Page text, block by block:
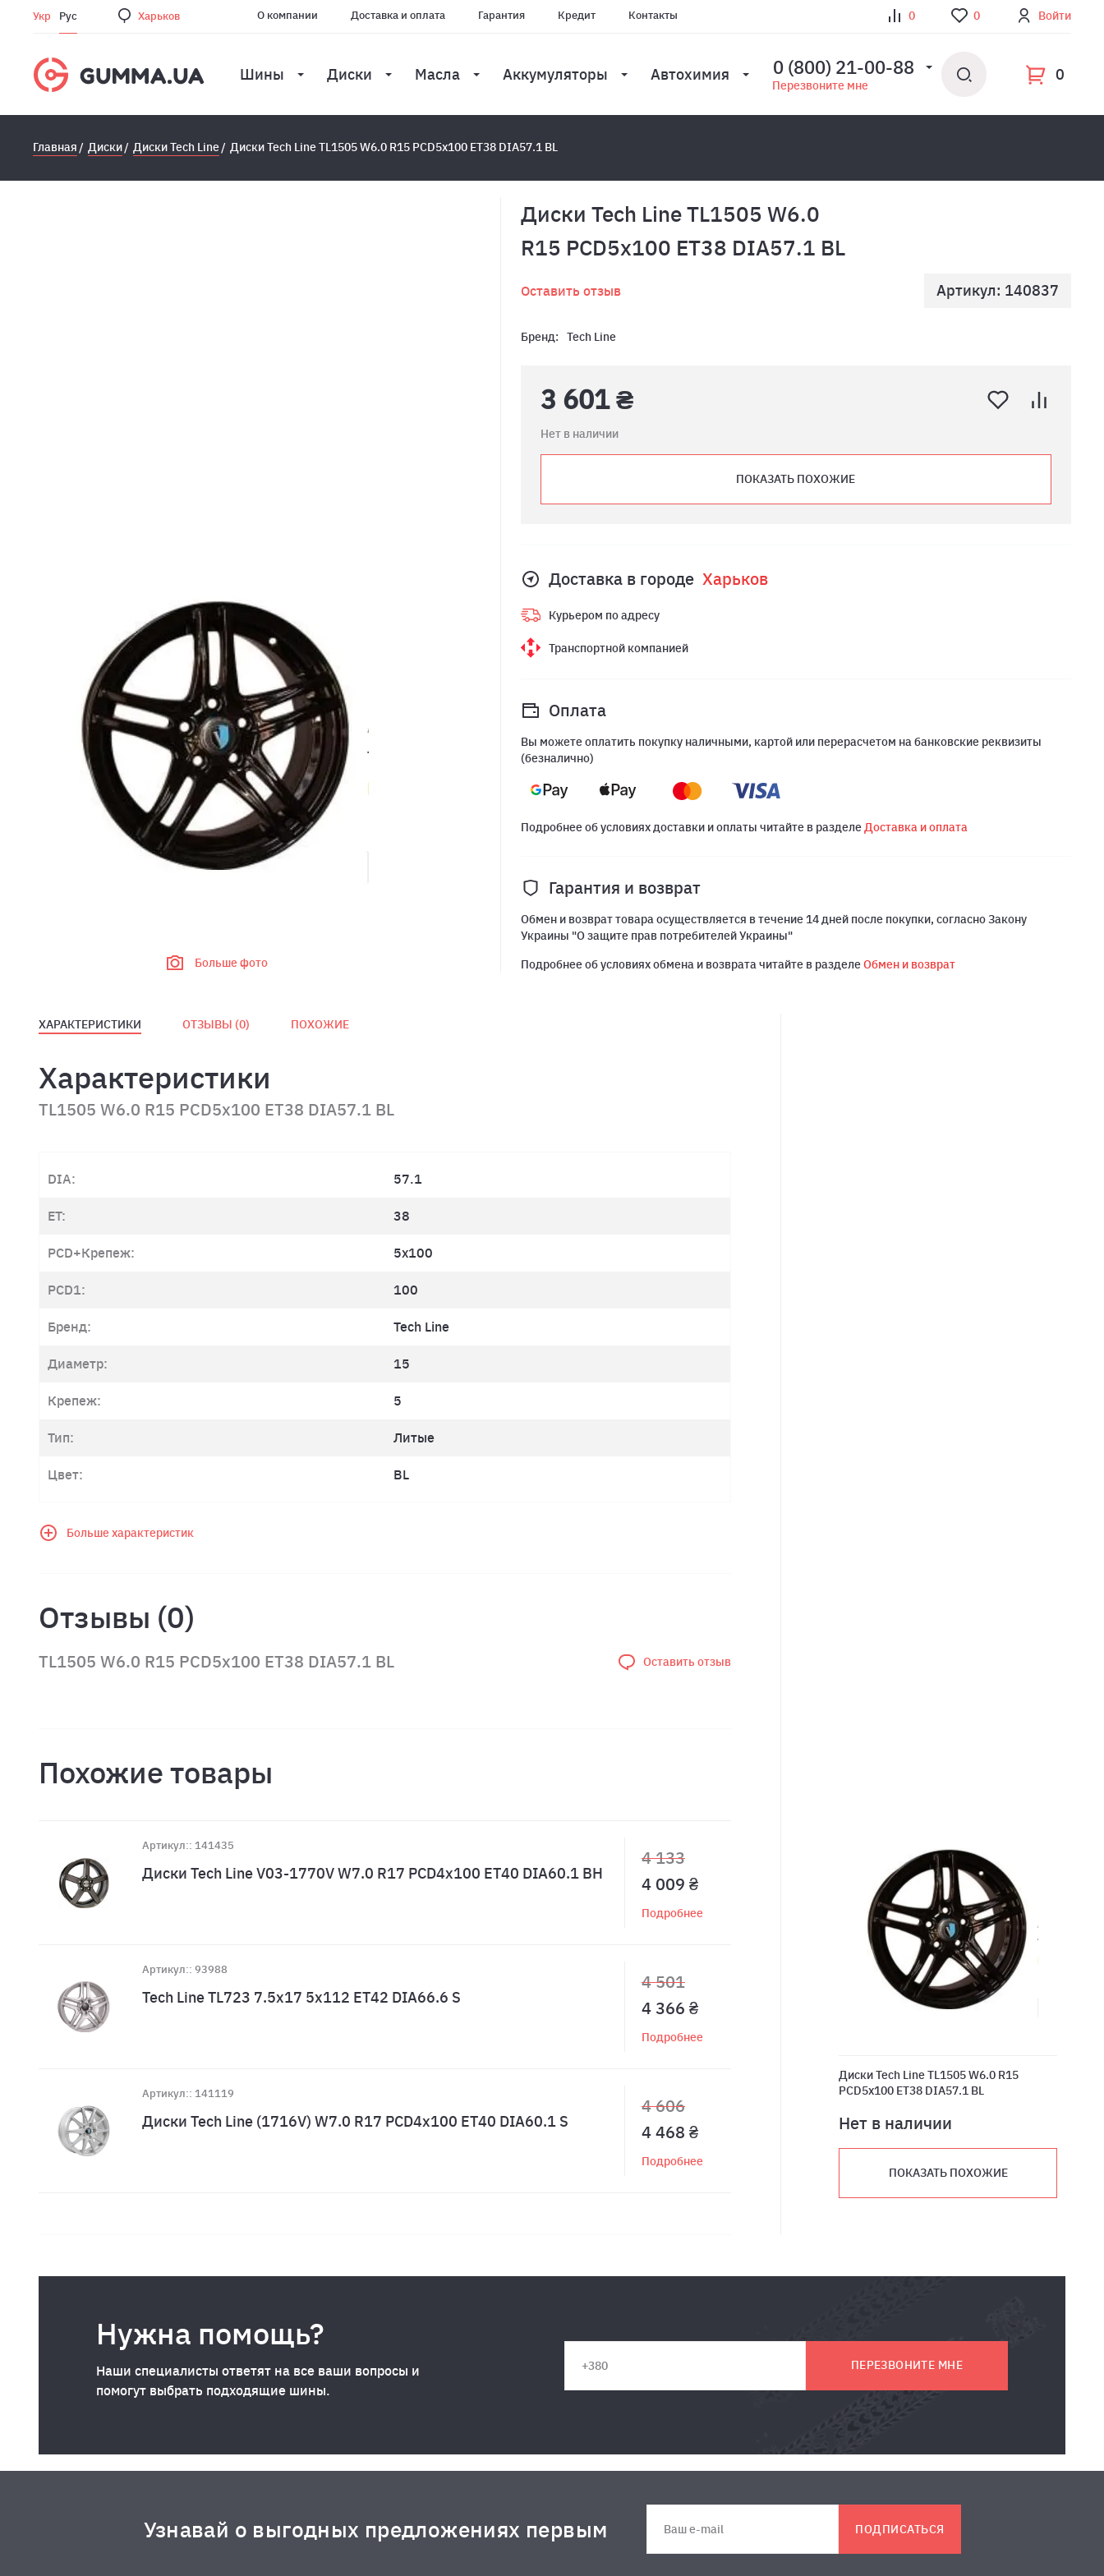
Укр Рус Харьков О компании Доставка и оплата Гарантия Кредит Контакты 0 0 Войти
Шины Диски Масла Аккумуляторы Автохимия 0 (800) 21-00-88
Перезвоните мне
0
Главная Диски Диски Tech Line Диски Tech Line TL1505 W6.0 R15 PCD5x100 ET38 DIA57.1 BL
Больше фото
Диски Tech Line TL1505 W6.0
R15 PCD5x100 ET38 DIA57.1 BL
Оставить отзыв Артикул: 140837
Бренд: Tech Line
3 601 ₴
Нет в наличии
ПОКАЗАТЬ ПОХОЖИЕ
Доставка в городе Харьков
Курьером по адресу
Транспортной компанией
Оплата
Вы можете оплатить покупку наличными, картой или перерасчетом на банковские реквизиты
(безналично)
Подробнее об условиях доставки и оплаты читайте в разделеДоставка и оплата
Гарантия и возврат
Обмен и возврат товара осуществляется в течение 14 дней после покупки, согласно Закону
Украины "О защите прав потребителей Украины"
Подробнее об условиях обмена и возврата читайте в разделеОбмен и возврат
ХАРАКТЕРИСТИКИ ОТЗЫВЫ (0) ПОХОЖИЕ
Характеристики
TL1505 W6.0 R15 PCD5x100 ET38 DIA57.1 BL
DIA: 57.1
ET: 38
PCD+Крепеж: 5x100
PCD1: 100
Бренд: Tech Line
Диаметр: 15
Крепеж: 5
Тип: Литые
Цвет: BL
Больше характеристик
Отзывы (0)
TL1505 W6.0 R15 PCD5x100 ET38 DIA57.1 BL Оставить отзыв
Похожие товары
Артикул:: 141435
Диски Tech Line V03-1770V W7.0 R17 PCD4x100 ET40 DIA60.1 BH
4 133
4 009 ₴
Подробнее
Артикул:: 93988
Tech Line TL723 7.5x17 5x112 ET42 DIA66.6 S
4 501
4 366 ₴
Подробнее
Артикул:: 141119
Диски Tech Line (1716V) W7.0 R17 PCD4x100 ET40 DIA60.1 S
4 606
4 468 ₴
Подробнее
Диски Tech Line TL1505 W6.0 R15
PCD5x100 ET38 DIA57.1 BL
Нет в наличии
ПОКАЗАТЬ ПОХОЖИЕ
Нужна помощь?
Наши специалисты ответят на все ваши вопросы и
помогут выбрать подходящие шины.
ПЕРЕЗВОНИТЕ МНЕ
Узнавай о выгодных предложениях первым ПОДПИСАТЬСЯ